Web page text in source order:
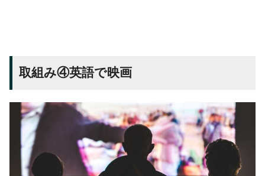
取組み④英語で映画